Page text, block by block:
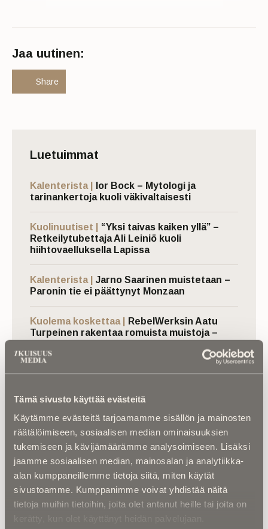
Tämä sivusto käyttää evästeitä
Käytämme evästeitä tarjoamamme sisällön ja mainosten
räätälöimiseen, sosiaalisen median ominaisuuksien
tukemiseen ja kävijämäärämme analysoimiseen. Lisäksi
jaamme sosiaalisen median, mainosalan ja analytiikka-
alan kumppaneillemme tietoja siitä, miten käytät
sivustoamme. Kumppanimme voivat yhdistää näitä
tietoja muihin tietoihin, joita olet antanut heille tai joita on
kerätty, kun olet käyttänyt heidän palvelujaan.
Jaa uutinen:
Share
Luetuimmat
Kalenterista |
Ior Bock – Mytologi ja
tarinankertoja kuoli väkivaltaisesti
Kuolinuutiset |
“Yksi taivas kaiken yllä” –
Retkeilytubettaja Ali Leiniö kuoli
hiihtovaelluksella Lapissa
Kalenterista |
Jarno Saarinen muistetaan –
Paronin tie ei päättynyt Monzaan
Kuolema koskettaa |
RebelWerksin Aatu
Turpeinen rakentaa romuista muistoja –
Kuolinuutiset |Aleksi kuoli taistelukentällä
sankari ja sankarivainaja”
Luitko jo nämä?